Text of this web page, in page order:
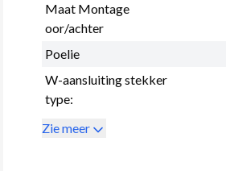
Maat Montage
oor/achter
Poelie
W-aansluiting stekker
type:
Zie meer